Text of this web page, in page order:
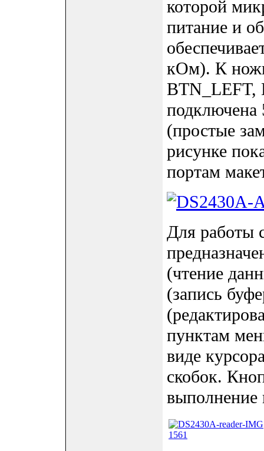
которой
питание и
кОм). К
BTN_LEFT,
подключена
(простые
рисунке
портам
Для работы
(чтение
(запись
пунктам
виде
скобок.